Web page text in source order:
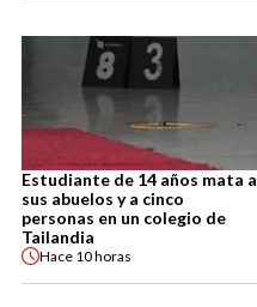
Estudiante de 14 años mata a
sus abuelos y a cinco
personas en un colegio de
Tailandia
Hace 10 horas